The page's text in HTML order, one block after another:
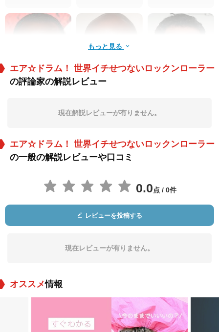
スティーブン・ウィ
ジミー・ジャン・ル
Eric Wareheim Travis Johns
Jacki R. Chan
役：Seattle Girl
Jennifer Barbosa
役：Seattle Girl
もっと見る
エア☆ドラム！ 世界イチせつないロックンローラー
の評論家の解説レビュー
現在解説レビューが有りません。
エア☆ドラム！ 世界イチせつないロックンローラー
の一般の解説レビューや口コミ
0.0点 / 0件
レビューを投稿する
現在レビューが有りません。
オススメ情報